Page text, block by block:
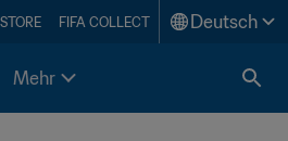
FIFA COLLECT Deutsch
Mehr